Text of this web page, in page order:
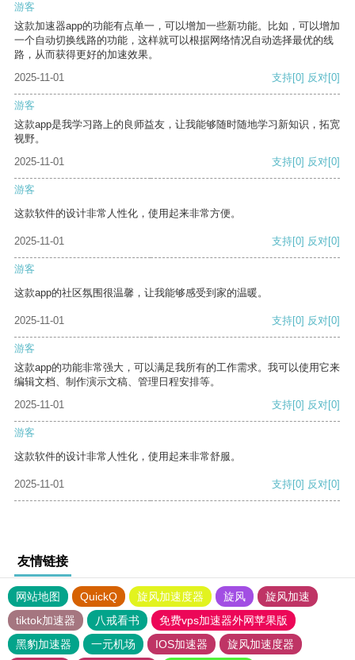
游客
这款加速器app的功能有点单一，可以增加一些新功能。比如，可以增加
一个自动切换线路的功能，这样就可以根据网络情况自动选择最优的线
路，从而获得更好的加速效果。
2025-11-01
支持[0] 反对[0]
游客
这款app是我学习路上的良师益友，让我能够随时随地学习新知识，拓宽
视野。
2025-11-01
支持[0] 反对[0]
游客
这款软件的设计非常人性化，使用起来非常方便。
2025-11-01 支持[0] 反对[0]
游客
这款app的社区氛围很温馨，让我能够感受到家的温暖。
2025-11-01 支持[0] 反对[0]
游客
这款app的功能非常强大，可以满足我所有的工作需求。我可以使用它来
编辑文档、制作演示文稿、管理日程安排等。
2025-11-01
支持[0] 反对[0]
游客
这款软件的设计非常人性化，使用起来非常舒服。
2025-11-01 支持[0] 反对[0]
友情链接
网站地图 QuickQ 旋风加速度器 旋风
旋风加速
tiktok加速器
八戒看书
免费vps加速器外网苹果版
黑豹加速器
一元机场 IOS加速器 旋风加速度器